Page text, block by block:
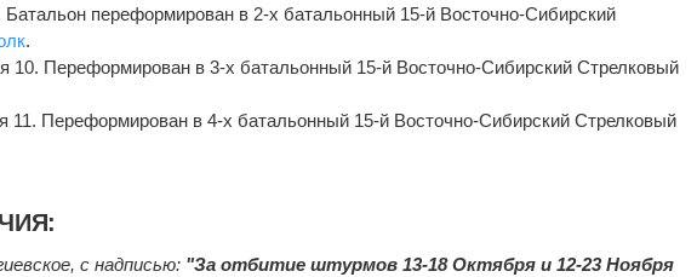
Батальон переформирован в 2-х батальонный 15-й Восточно-Сибирский
.
10. Переформирован в 3-х батальонный 15-й Восточно-Сибирский Стрелковый
11. Переформирован в 4-х батальонный 15-й Восточно-Сибирский Стрелковый
с надписью: "За отбитие штурмов 13-18 Октября и 12-23 Ноября